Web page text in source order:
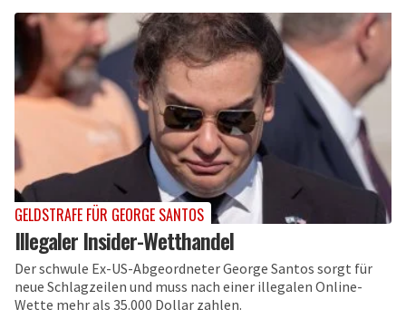
GELDSTRAFE FÜR GEORGE SANTOS
Illegaler Insider-Wetthandel
Der schwule Ex-US-Abgeordneter George Santos sorgt für
neue Schlagzeilen und muss nach einer illegalen Online-
Wette mehr als 35.000 Dollar zahlen.